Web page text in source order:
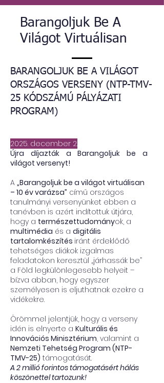
Barangoljuk Be A
Világot Virtuálisan
BARANGOLJUK BE A VILÁGOT
ORSZÁGOS VERSENY (NTP-TMV-
25 KÓDSZÁMÚ PÁLYÁZATI
PROGRAM)
2025. december 2.
Újra díjazták a Barangoljuk be a
világot versenyt!
A „Barangoljuk be a világot virtuálisan
– 10 év varázsa” című országos
tanulmányi versenyünket ebben a
tanévben is azért indítottuk útjára,
hogy a természettudományok, a
multimédia és a digitális
tartalomkészítés iránt érdeklődő
tehetséges diákok izgalmas
feladatokon keresztül „járhassák be”
a Föld legkülönlegesebb helyeit –
bízva abban, hogy egyszer
személyesen is eljuthatnak ezekre a
vidékekre.
Örömmel jelentjük, hogy a verseny
idén is elnyerte a Kulturális és
Innovációs Minisztérium, valamint a
Nemzeti Tehetség Program (NTP-
TMV-25) támogatását.
A 2 millió forintos támogatásért hálás
köszönettel tartozunk!